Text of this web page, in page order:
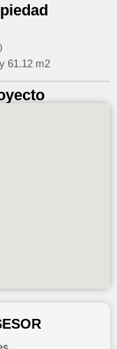
61.12 m2